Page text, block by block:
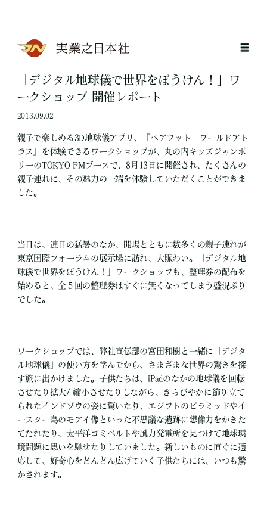
「デジタル地球儀で世界をぼうけん！」ワ
ークショップ 開催レポート
2013.09.02
親子で楽しめる3D地球儀アプリ、『ベアフット ワールドアト
ラス』を体験できるワークショップが、丸の内キッズジャンボ
リーのTOKYO FMブースで、8月13日に開催され、たくさんの
親子連れに、その魅力の一端を体験していただくことができま
した。
当日は、連日の猛暑のなか、開場とともに数多くの親子連れが
東京国際フォーラムの展示場に訪れ、大賑わい。「デジタル地
球儀で世界をぼうけん！」ワークショップも、整理券の配布を
始めると、全５回の整理券はすぐに無くなってしまう盛況ぶり
でした。
ワークショップでは、弊社宣伝部の宮田和樹と一緒に「デジタ
ル地球儀」の使い方を学んでから、さまざまな世界の驚きを探
す旅に出かけました。子供たちは、iPadのなかの地球儀を回転
させたり拡大/ 縮小させたりしながら、きらびやかに飾り立て
られたインドゾウの姿に驚いたり、エジプトのピラミッドやイ
ースター島のモアイ像といった不思議な遺跡に想像力をかきた
てたれたり、太平洋ゴミベルトや風力発電所を見つけて地球環
境問題に思いを馳せたりしていました。新しいものに直ぐに適
応して、好奇心をどんどん広げていく子供たちには、いつも驚
かされます。